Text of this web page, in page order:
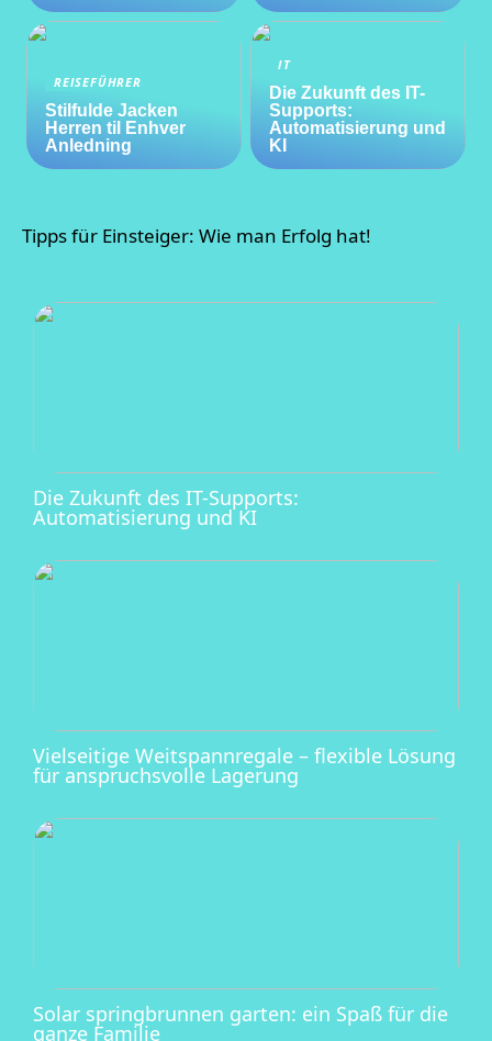
REISEFÜHRER
Stilfulde Jacken
Herren til Enhver
Anledning
IT
Die Zukunft des IT-
Supports:
Automatisierung und
KI
Tipps für Einsteiger: Wie man Erfolg hat!
Die Zukunft des IT-Supports:
Automatisierung und KI
Vielseitige Weitspannregale – flexible Lösung
für anspruchsvolle Lagerung
Solar springbrunnen garten: ein Spaß für die
ganze Familie